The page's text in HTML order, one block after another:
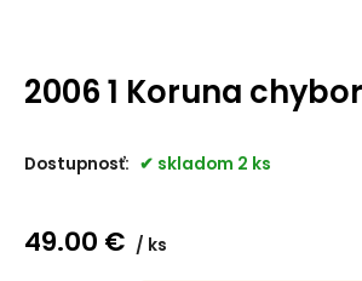
2006 1 Koruna
Dostupnosť: skladom 2 ks
49.00 € ks